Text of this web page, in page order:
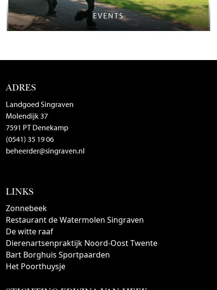
EVENTS
ADRES
Landgoed Singraven
Molendijk 37
7591 PT Denekamp
(0541) 35 19 06
beheerder@singraven.nl
LINKS
Zonnebeek
Restaurant de Watermolen Singraven
De witte raaf
Dierenartsenpraktijk Noord-Oost Twente
Bart Borghuis Sportpaarden
Het Poorthuysje